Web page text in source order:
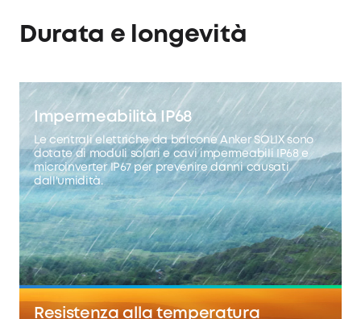
Durata e longevità
Impermeabilità IP68
Le centrali elettriche da balcone Anker SOLIX sono
dotate di moduli solari e cavi impermeabili IP68 e
microinverter IP67 per prevenire danni causati
dall'umidità.